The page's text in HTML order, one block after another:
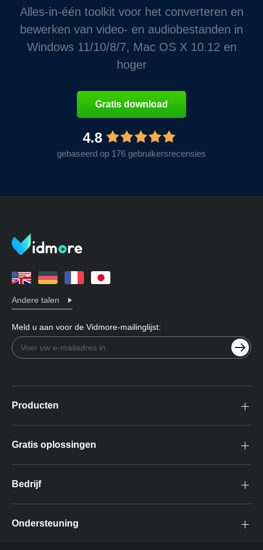
Alles-in-één toolkit voor het converteren en
bewerken van video- en audiobestanden in
Windows 11/10/8/7, Mac OS X 10.12 en
hoger
Gratis download
4.8
gebaseerd op 176 gebruikersrecensies
Andere talen
Meld u aan voor de Vidmore-mailinglijst:
Producten
Gratis oplossingen
Bedrijf
Ondersteuning